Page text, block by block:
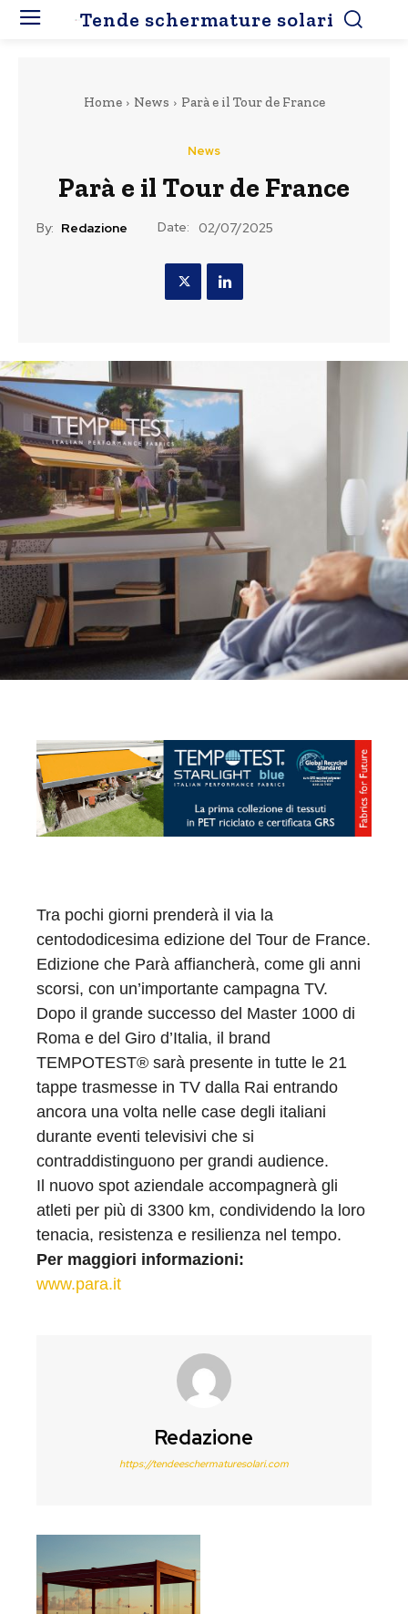
Tende schermature solari
Home News Parà e il Tour de France
News
Parà e il Tour de France
By: Redazione Date: 02/07/2025
Tra pochi giorni prenderà il via la
centododicesima edizione del Tour de France.
Edizione che Parà affiancherà, come gli anni
scorsi, con un’importante campagna TV.
Dopo il grande successo del Master 1000 di
Roma e del Giro d’Italia, il brand
TEMPOTEST® sarà presente in tutte le 21
tappe trasmesse in TV dalla Rai entrando
ancora una volta nelle case degli italiani
durante eventi televisivi che si
contraddistinguono per grandi audience.
Il nuovo spot aziendale accompagnerà gli
atleti per più di 3300 km, condividendo la loro
tenacia, resistenza e resilienza nel tempo.
Per maggiori informazioni:
www.para.it
Redazione
https://tendeeschermaturesolari.com